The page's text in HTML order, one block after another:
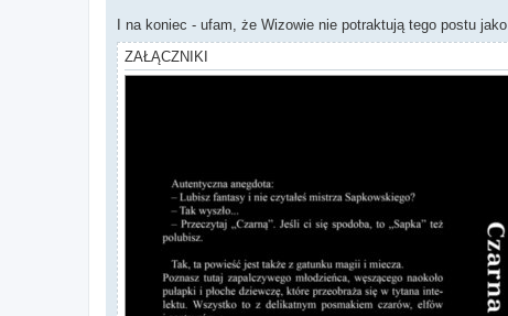
I na koniec - ufam, że Wizowie nie potraktują tego postu
ZAŁĄCZNIKI